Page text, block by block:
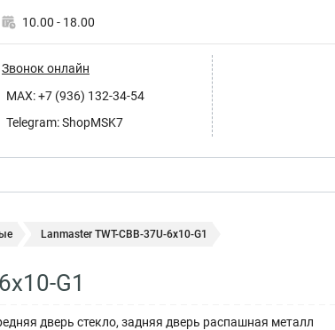
10.00 - 18.00
Звонок онлайн
MAX: +7 (936) 132-34-54
Telegram: ShopMSK7
Lanmaster TWT-CBB-37U-6x10-G1
G1
дверь стекло, задняя дверь распашная металл